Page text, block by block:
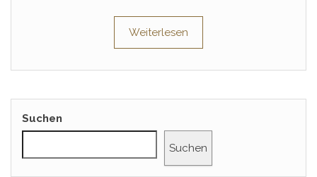
Weiterlesen
Suchen
Suchen